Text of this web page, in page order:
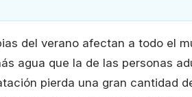
del verano afectan a todo el
agua que la de las personas
pierda una gran cantidad